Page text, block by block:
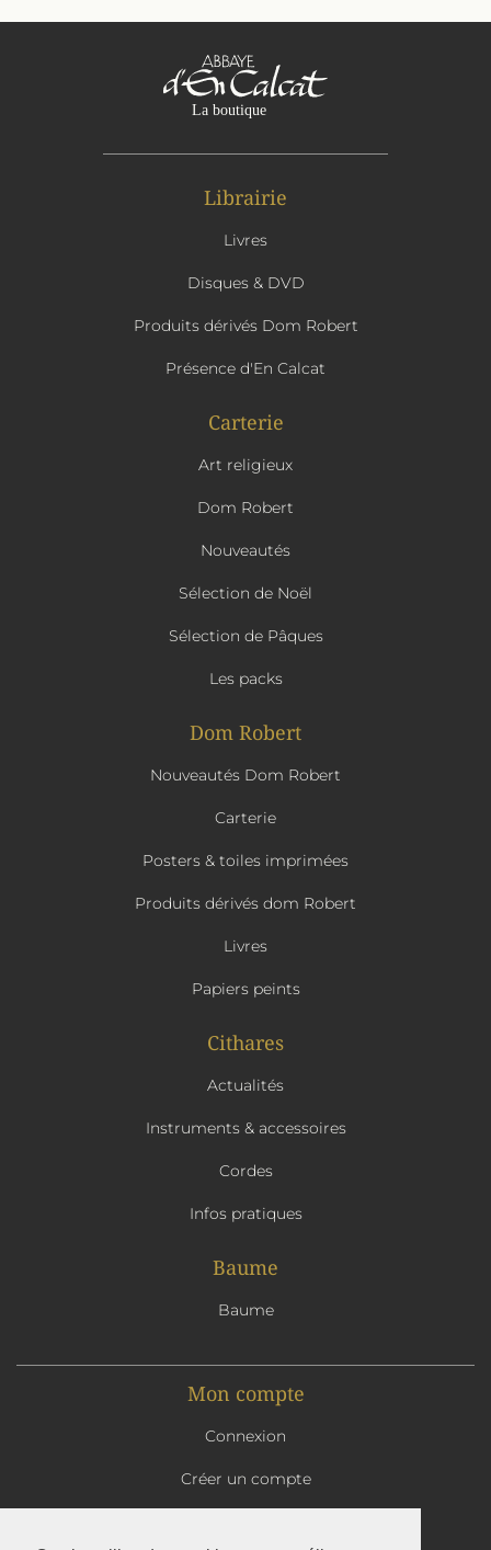
Librairie
Livres
Disques & DVD
Produits dérivés Dom Robert
Présence d'En Calcat
Carterie
Art religieux
Dom Robert
Nouveautés
Sélection de Noël
Sélection de Pâques
Les packs
Dom Robert
Nouveautés Dom Robert
Carterie
Posters & toiles imprimées
Produits dérivés dom Robert
Livres
Papiers peints
Cithares
Actualités
Instruments & accessoires
Cordes
Infos pratiques
Baume
Baume
Mon compte
Connexion
Créer un compte